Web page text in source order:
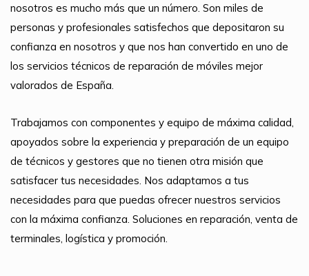
nosotros es mucho más que un número. Son miles de
personas y profesionales satisfechos que depositaron su
confianza en nosotros y que nos han convertido en uno de
los servicios técnicos de reparación de móviles mejor
valorados de España.
Trabajamos con componentes y equipo de máxima calidad,
apoyados sobre la experiencia y preparación de un equipo
de técnicos y gestores que no tienen otra misión que
satisfacer tus necesidades. Nos adaptamos a tus
necesidades para que puedas ofrecer nuestros servicios
con la máxima confianza. Soluciones en reparación, venta de
terminales, logística y promoción.